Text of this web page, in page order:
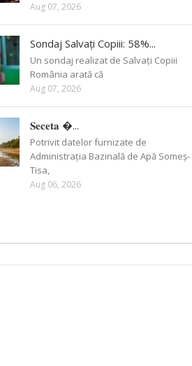
Aug 07, 2026
Sondaj Salvați Copiii: 58%...
Un sondaj realizat de Salvați Copiii
România arată că
Aug 07, 2026
𝐒𝐞𝐜𝐞𝐭𝐚 �...
Potrivit datelor furnizate de
Administrația Bazinală de Apă Someș-
Tisa,
Aug 06, 2026